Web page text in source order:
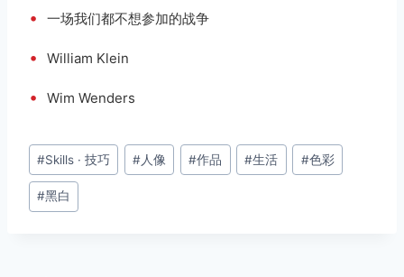
• 一场我们都不想参加的战争
• William Klein
• Wim Wenders
文
章
标
#Skills · 技巧 #人像 #作品 #生活 #色彩
#黑白